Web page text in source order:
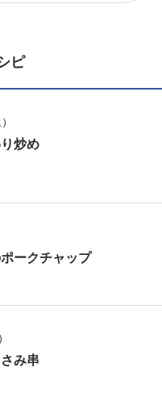
ピ
炒め
ークチャップ
み串